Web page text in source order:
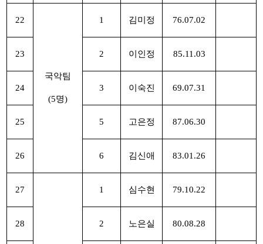
22
국악팀
(5명)
1 김미정 76.07.02
23 2 이인정 85.11.03
24 3 이숙진 69.07.31
25 5 고은정 87.06.30
26 6 김신애 83.01.26
27 1 심수현 79.10.22
28 2 노은실 80.08.28